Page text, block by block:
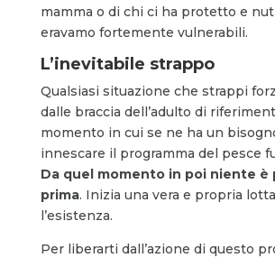
mamma o di chi ci ha protetto e
eravamo fortemente vulnerabili.
L’inevitabile strappo
Qualsiasi situazione che strappi
dalle braccia dell’adulto di
momento in cui se ne ha un
innescare il programma del pesce
Da quel momento in poi niente è
prima. Inizia una vera e propria
l’esistenza.
Per liberarti dall’azione di questo